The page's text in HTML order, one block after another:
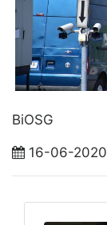
BiOSG
16-06-2020